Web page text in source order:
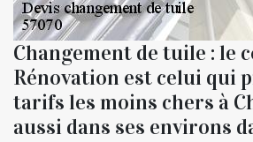
Changement de tuile : le
Rénovation est celui qui
tarifs les moins chers à
aussi dans ses environs